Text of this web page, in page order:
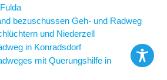
bezuschussen Geh- und Radweg
und Niederzell
in Konradsdorf
mit Querungshilfe in